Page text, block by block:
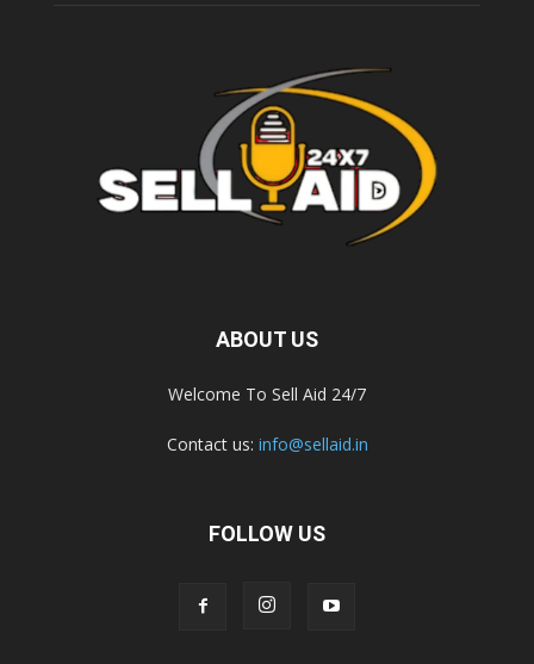
ABOUT US
Welcome To Sell Aid 24/7
Contact us: info@sellaid.in
FOLLOW US